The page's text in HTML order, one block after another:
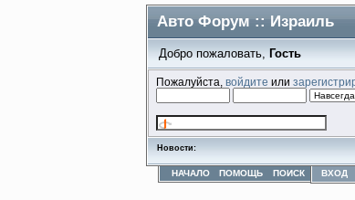
Авто Форум :: Израиль
Добро пожаловать, Гость
Пожалуйста,войдите или
Новости:
НАЧАЛО ПОМОЩЬ ПОИСК ВХОД